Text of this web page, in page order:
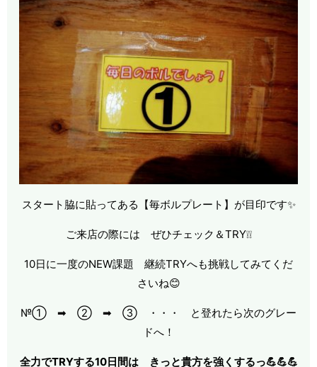
スタート脇に貼ってある【毎ボルプレート】が目印です✨
ご来店の際には ぜひチェック＆TRY❕❕
10日に一度のNEW課題 継続TRYへも挑戦してみてくだ
さいね😊
№① ➡ ② ➡ ③ ・・・ と登れたら次のグレー
ドへ！
全力でTRYする10日間は きっと貴方を強くするっ💪💪💪